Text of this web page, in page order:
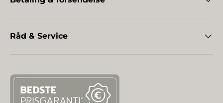
Råd & Service